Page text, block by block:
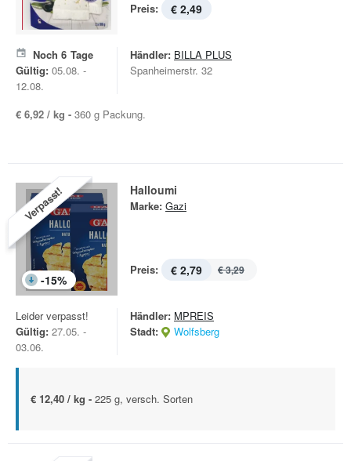
Preis: € 2,49
Noch 6 Tage
Gültig: 05.08. -
12.08.
Händler: BILLA PLUS
Spanheimerstr. 32
€ 6,92 / kg - 360 g Packung.
Verpasst!
-15%
Halloumi
Marke: Gazi
Preis: € 2,79 € 3,29
Leider verpasst!
Gültig: 27.05. -
03.06.
Händler: MPREIS
Stadt:
Wolfsberg
€ 12,40 / kg - 225 g, versch. Sorten